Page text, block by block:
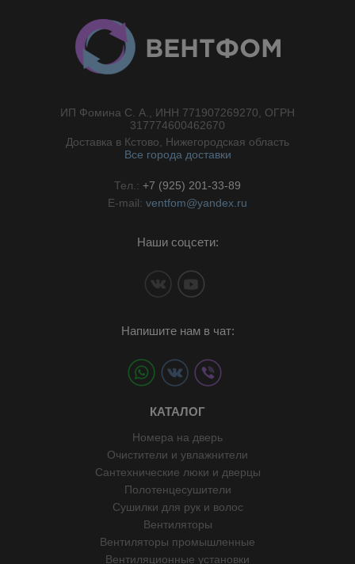
ИП Фомина С. А., ИНН 771907269270, ОГРН
317774600462670
Доставка в Кстово, Нижегородская область
Все города доставки
Тел.: +7 (925) 201-33-89
E-mail: ventfom@yandex.ru
Наши соцсети:
Напишите нам в чат:
КАТАЛОГ
Номера на дверь
Очистители и увлажнители
Сантехнические люки и дверцы
Полотенцесушители
Сушилки для рук и волос
Вентиляторы
Вентиляторы промышленные
Вентиляционные установки